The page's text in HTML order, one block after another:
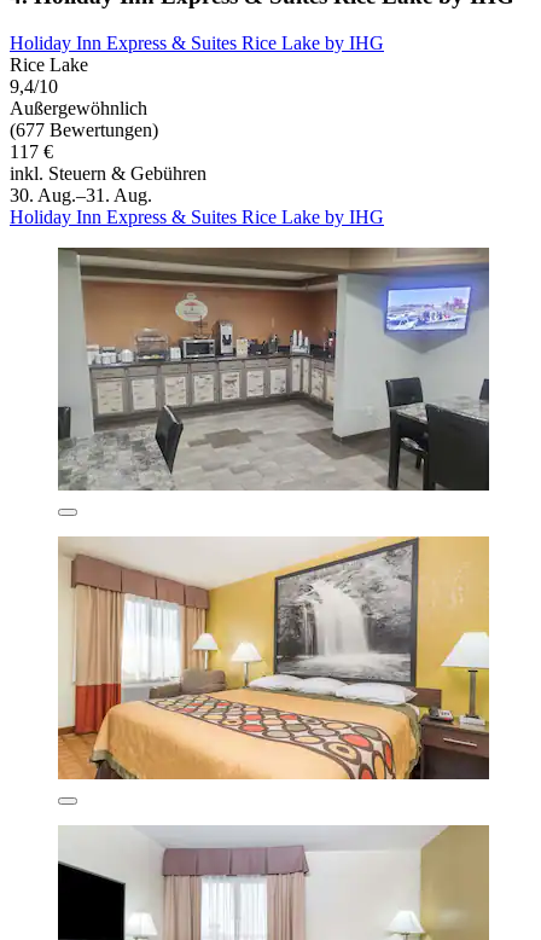
Holiday Inn Express & Suites Rice Lake by IHG
Rice Lake
9,4/10
Außergewöhnlich
(677 Bewertungen)
117 €
inkl. Steuern & Gebühren
30. Aug.–31. Aug.
Holiday Inn Express & Suites Rice Lake by IHG